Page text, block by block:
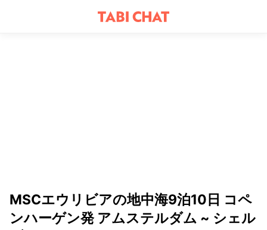
MSCエウリビアの地中海9泊10日 コペ
ンハーゲン発 アムステルダム ~ シェル